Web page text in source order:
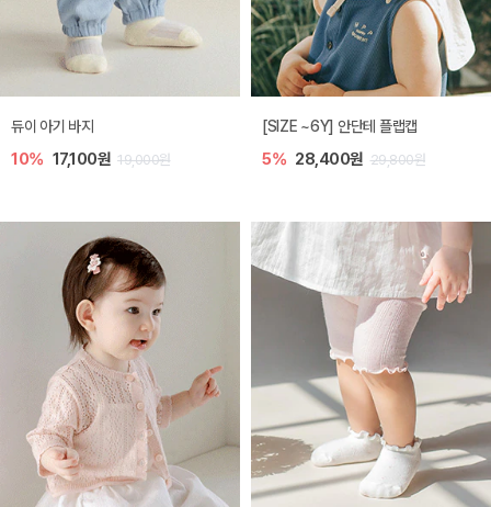
듀이 아기 바지
10% 17,100원 19,000원
[SIZE ~6Y] 안단테 플랩캡
5% 28,400원 29,800원